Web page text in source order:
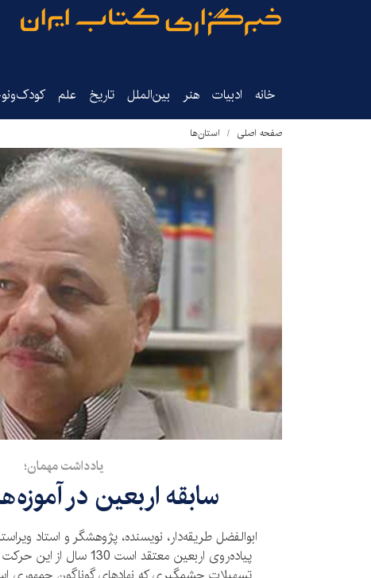
خانه ادبیات هنر بین‌الملل تاریخ‌ علم
صفحه اصلی استان‌ها
یادداشت مهمان؛
سابقه اربعین در
ابوالفضل طریقه‌دار، نویسنده، پژوهشگر و استاد
پیاده‌روی اربعین معتقد است